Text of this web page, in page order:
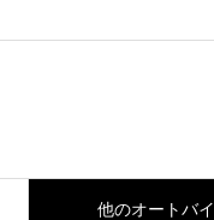
他のオートバイ